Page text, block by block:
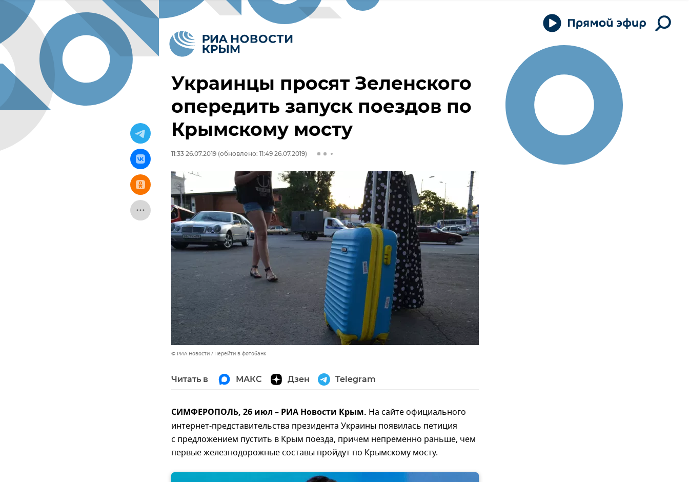
Украинцы просят Зеленского
опередить запуск поездов по
Крымскому мосту
11:33 26.07.2019 (обновлено: 11:49 26.07.2019)
© РИА Новости Перейти в фотобанк
Читать в МАКС Дзен Telegram
СИМФЕРОПОЛЬ, 26 июл – РИА Новости Крым. На сайте официального
интернет-представительства президента Украины появилась петиция
с предложением пустить в Крым поезда, причем непременно раньше, чем
первые железнодорожные составы пройдут по Крымскому мосту.